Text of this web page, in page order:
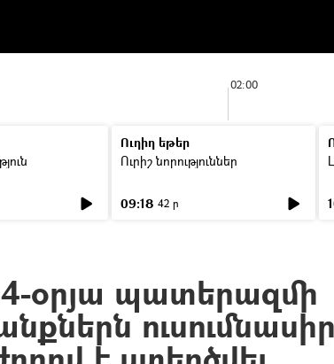
02:00
Ուղիղ եթեր
Ուրիշ նորություններ
09:18 42 ր
օրյա պատերազմի